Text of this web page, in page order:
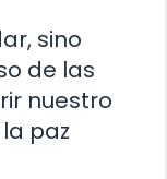
sino
de las
nuestro
paz